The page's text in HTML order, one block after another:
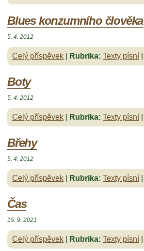
Blues konzumního člověka
5. 4. 2012
Celý příspěvek Rubrika: Texty písní
Boty
5. 4. 2012
Celý příspěvek Rubrika: Texty písní
Břehy
5. 4. 2012
Celý příspěvek Rubrika: Texty písní
Čas
15. 9. 2021
Celý příspěvek Rubrika: Texty písní